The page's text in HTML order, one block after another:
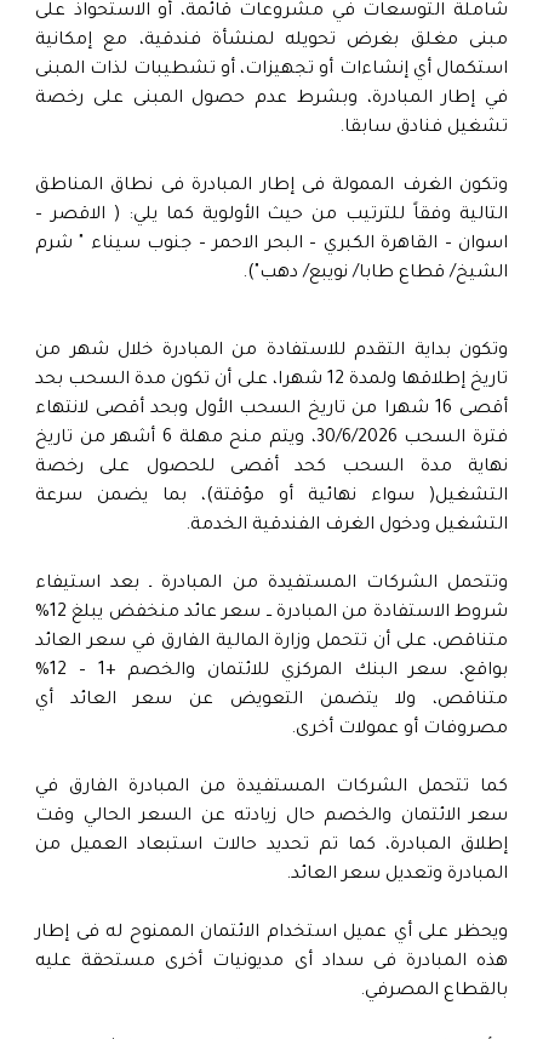
شاملة التوسعات في مشروعات قائمة، أو الاستحواذ على
مبنى مغلق بغرض تحويله لمنشأة فندقية، مع إمكانية
استكمال أي إنشاءات أو تجهيزات، أو تشطيبات لذات المبنى
في إطار المبادرة، وبشرط عدم حصول المبنى على رخصة
تشغيل فنادق سابقا.
وتكون الغرف الممولة فى إطار المبادرة فى نطاق المناطق
التالية وفقاً للترتيب من حيث الأولوية كما يلي: ( الاقصر –
اسوان – القاهرة الكبري – البحر الاحمر – جنوب سيناء " شرم
الشيخ/ قطاع طابا/ نويبع/ دهب").
وتكون بداية التقدم للاستفادة من المبادرة خلال شهر من
تاريخ إطلاقها ولمدة 12 شهرا، على أن تكون مدة السحب بحد
أقصى 16 شهرا من تاريخ السحب الأول وبحد أقصى لانتهاء
فترة السحب 30/6/2026، ويتم منح مهلة 6 أشهر من تاريخ
نهاية مدة السحب كحد أقصى للحصول على رخصة
التشغيل( سواء نهائية أو مؤقتة)، بما يضمن سرعة
التشغيل ودخول الغرف الفندقية الخدمة.
وتتحمل الشركات المستفيدة من المبادرة ـ بعد استيفاء
شروط الاستفادة من المبادرة ــ سعر عائد منخفض يبلغ 12%
متناقص، على أن تتحمل وزارة المالية الفارق في سعر العائد
بواقع، سعر البنك المركزي للائتمان والخصم +1 – 12%
متناقص، ولا يتضمن التعويض عن سعر العائد أي
مصروفات أو عمولات أخرى.
كما تتحمل الشركات المستفيدة من المبادرة الفارق في
سعر الائتمان والخصم حال زيادته عن السعر الحالي وقت
إطلاق المبادرة، كما تم تحديد حالات استبعاد العميل من
المبادرة وتعديل سعر العائد.
ويحظر على أي عميل استخدام الائتمان الممنوح له فى إطار
هذه المبادرة فى سداد أى مديونيات أخرى مستحقة عليه
بالقطاع المصرفي.